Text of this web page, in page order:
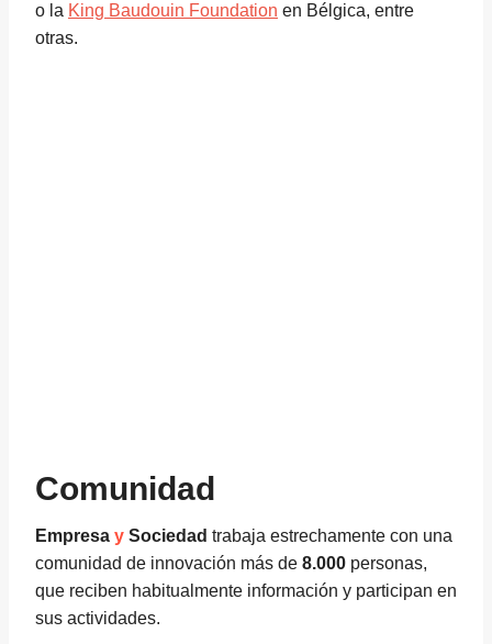
o la King Baudouin Foundation en Bélgica, entre
otras.
Comunidad
Empresa y Sociedad trabaja estrechamente con una
comunidad de innovación más de 8.000 personas,
que reciben habitualmente información y participan en
sus actividades.